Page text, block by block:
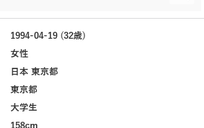
1994-04-19 (32歳)
女性
日本 東京都
東京都
大学生
158cm